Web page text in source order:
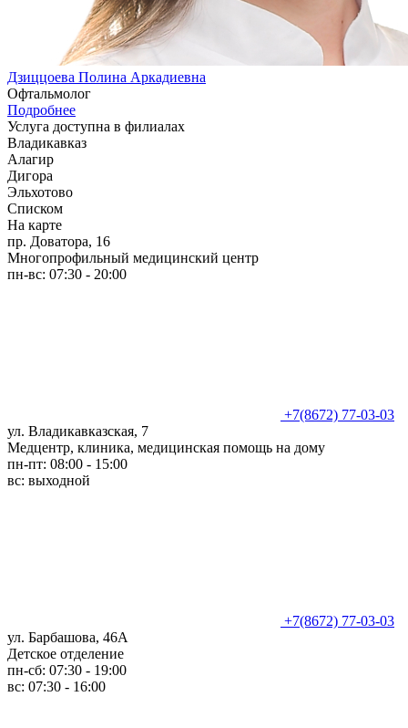
Дзиццоева Полина Аркадиевна
Офтальмолог
Подробнее
Услуга доступна в филиалах
Владикавказ
Алагир
Дигора
Эльхотово
Списком
На карте
пр. Доватора, 16
Многопрофильный медицинский центр
пн-вс: 07:30 - 20:00
+7(8672) 77-03-03
ул. Владикавказская, 7
Медцентр, клиника, медицинская помощь на дому
пн-пт: 08:00 - 15:00
вс: выходной
+7(8672) 77-03-03
ул. Барбашова, 46А
Детское отделение
пн-сб: 07:30 - 19:00
вс: 07:30 - 16:00